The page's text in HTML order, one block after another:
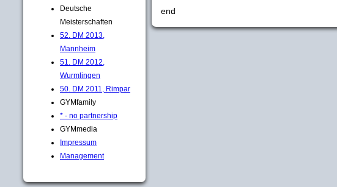
Deutsche
Meisterschaften
52. DM 2013,
Mannheim
51. DM 2012,
Wurmlingen
50. DM 2011, Rimpar
GYMfamily
* - no partnership
GYMmedia
Impressum
Management
end